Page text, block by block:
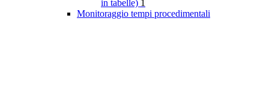
in tabelle) 1
Monitoraggio tempi procedimentali